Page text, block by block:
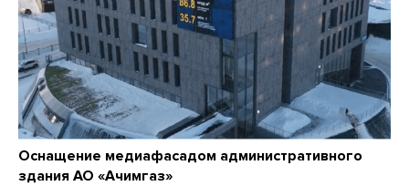
Оснащение медиафасадом административного
здания АО «Ачимгаз»